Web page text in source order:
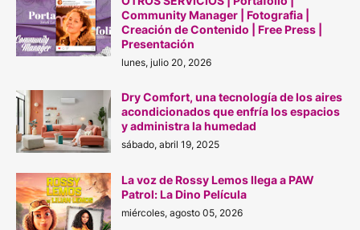
Community Manager | Fotografia |
Creación de Contenido | Free Press |
Presentación
lunes, julio 20, 2026
Dry Comfort, una tecnología de los aires
acondicionados que enfría los espacios
y administra la humedad
sábado, abril 19, 2025
La voz de Rossy Lemos llega a PAW
Patrol: La Dino Película
miércoles, agosto 05, 2026